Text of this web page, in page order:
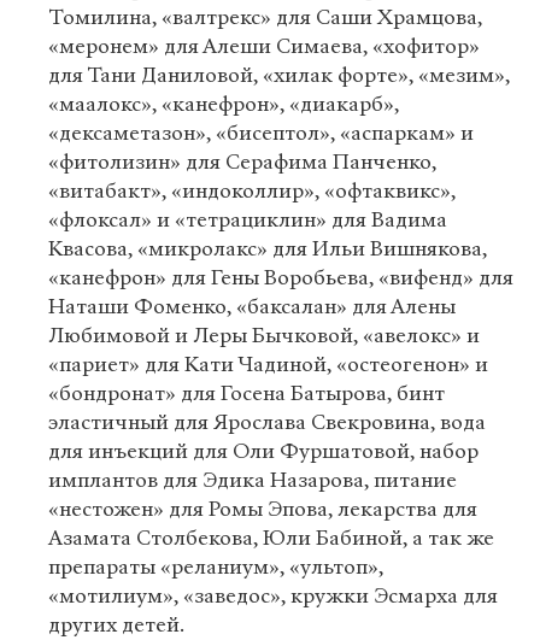
Томилина, «валтрекс» для Саши Храмцова,
«меронем» для Алеши Симаева, «хофитор»
для Тани Даниловой, «хилак форте», «мезим»,
«маалокс», «канефрон», «диакарб»,
«дексаметазон», «бисептол», «аспаркам» и
«фитолизин» для Серафима Панченко,
«витабакт», «индоколлир», «офтаквикс»,
«флоксал» и «тетрациклин» для Вадима
Квасова, «микролакс» для Ильи Вишнякова,
«канефрон» для Гены Воробьева, «вифенд» для
Наташи Фоменко, «баксалан» для Алены
Любимовой и Леры Бычковой, «авелокс» и
«париет» для Кати Чадиной, «остеогенон» и
«бондронат» для Госена Батырова, бинт
эластичный для Ярослава Свекровина, вода
для инъекций для Оли Фуршатовой, набор
имплантов для Эдика Назарова, питание
«нестожен» для Ромы Эпова, лекарства для
Азамата Столбекова, Юли Бабиной, а так же
препараты «реланиум», «ультоп»,
«мотилиум», «заведос», кружки Эсмарха для
других детей.